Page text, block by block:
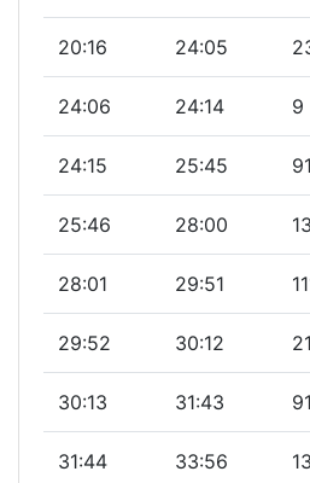
20:16 24:05
24:06 24:14 9
24:15 25:45 91
25:46 28:00
28:01 29:51
29:52 30:12 21
30:13 31:43 91
31:44 33:56